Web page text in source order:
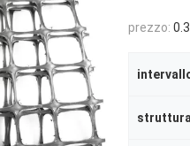
prezzo: 0.3